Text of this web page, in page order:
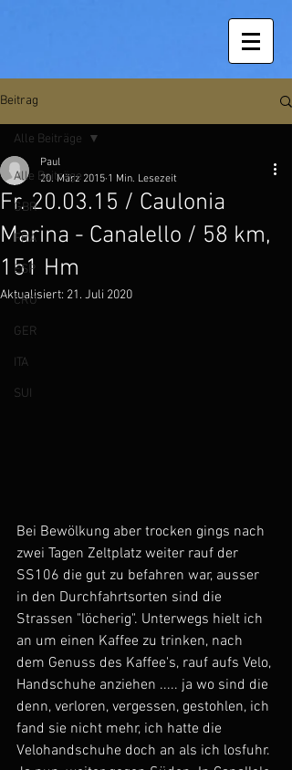
Beitrag
Alle Beiträge
GBR
FRA
ESP
CRO
GER
ITA
SUI
Alle Beiträge
Fr. 20.03.15 / Caulonia
Marina - Canalello / 58 km,
151 Hm
Paul
20. März 2015 1 Min. Lesezeit
Aktualisiert: 21. Juli 2020
Bei Bewölkung aber trocken gings nach
zwei Tagen Zeltplatz weiter rauf der
SS106 die gut zu befahren war, ausser
in den Durchfahrtsorten sind die
Strassen "löcherig". Unterwegs hielt ich
an um einen Kaffee zu trinken, nach
dem Genuss des Kaffee's, rauf aufs Velo,
Handschuhe anziehen ..... ja wo sind die
denn, verloren, vergessen, gestohlen, ich
fand sie nicht mehr, ich hatte die
Velohandschuhe doch an als ich losfuhr.